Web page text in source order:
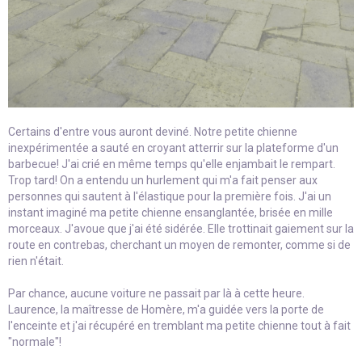
Certains d'entre vous auront deviné. Notre petite chienne
inexpérimentée a sauté en croyant atterrir sur la plateforme d'un
barbecue! J'ai crié en même temps qu'elle enjambait le rempart.
Trop tard! On a entendu un hurlement qui m'a fait penser aux
personnes qui sautent à l'élastique pour la première fois. J'ai un
instant imaginé ma petite chienne ensanglantée, brisée en mille
morceaux. J'avoue que j'ai été sidérée. Elle trottinait gaiement sur la
route en contrebas, cherchant un moyen de remonter, comme si de
rien n'était.
Par chance, aucune voiture ne passait par là à cette heure.
Laurence, la maîtresse de Homère, m'a guidée vers la porte de
l'enceinte et j'ai récupéré en tremblant ma petite chienne tout à fait
"normale"!